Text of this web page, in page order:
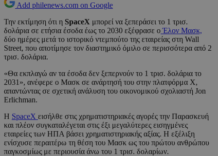
Add philenews.com on Google
Την εκτίμηση ότι η SpaceX μπορεί να ξεπεράσει το 1 τρισ.
δολάρια σε ετήσια έσοδα έως το 2030 εξέφρασε οΈλον Μασκ,
δύο ημέρες μετά το ιστορικό ντεμπούτο της εταιρείας στη Wall
Street, που αποτίμησε τον διαστημικό όμιλο σε περισσότερα από 2
τρισ. δολάρια.
«Θα εκπλαγώ αν τα έσοδα δεν ξεπερνούν το 1 τρισ. δολάρια το
2031», ανέφερε ο Μασκ σε ανάρτησή του στην πλατφόρμα X,
απαντώντας σε σχετική ανάλυση του οικονομικού σχολιαστή Jon
Erlichman.
Η SpaceX εισήλθε στις χρηματιστηριακές αγορές την Παρασκευή
και πλέον συγκαταλέγεται στις έξι μεγαλύτερες εισηγμένες
εταιρείες των ΗΠΑ βάσει χρηματιστηριακής αξίας. Η εξέλιξη
ενίσχυσε περαιτέρω τη θέση του Μασκ ως του πρώτου ανθρώπου
παγκοσμίως με περιουσία άνω του 1 τρισ. δολαρίων.